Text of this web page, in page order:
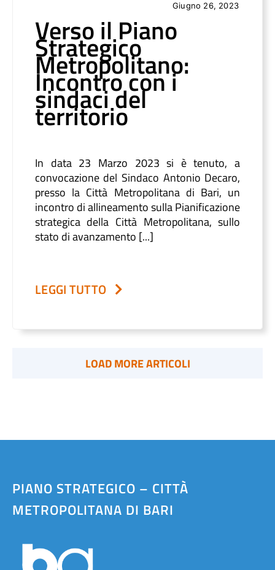
Giugno 26, 2023
Verso il Piano
Strategico
Metropolitano:
Incontro con i
sindaci del
territorio
In data 23 Marzo 2023 si è tenuto, a
convocazione del Sindaco Antonio Decaro,
presso la Città Metropolitana di Bari, un
incontro di allineamento sulla Pianificazione
strategica della Città Metropolitana, sullo
stato di avanzamento [...]
LEGGI TUTTO
LOAD MORE ARTICOLI
PIANO STRATEGICO – CITTÀ
METROPOLITANA DI BARI